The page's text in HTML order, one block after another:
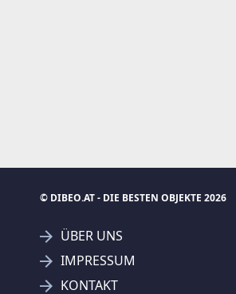
© DIBEO.AT - DIE BESTEN OBJEKTE 2026
ÜBER UNS
IMPRESSUM
KONTAKT